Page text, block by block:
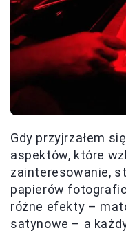
Gdy przyjrzałem
aspektów, które
zainteresowanie,
papierów
różne efekty –
satynowe – a